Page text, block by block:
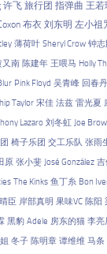
许飞 旅行团 指弹曲 王若
布衣 刘东明 左小祖
薄荷叶 Sheryl Crow 钟志
又南 陈建年 王喂马 Holly
Pink Floyd 吴青峰 回春丹
Taylor 宋佳 法兹 雷光夏
Lazaro 刘冬虹 Joe
椅子乐团 交工乐队 张雨
原 张小斐 José González 吉
The Kinks 鱼丁糸 Bon
臣 岸部真明 果味VC 陈阳
黑豹 Adele 房东的猫 李亮
冬子 陈明章 谭维维 马条